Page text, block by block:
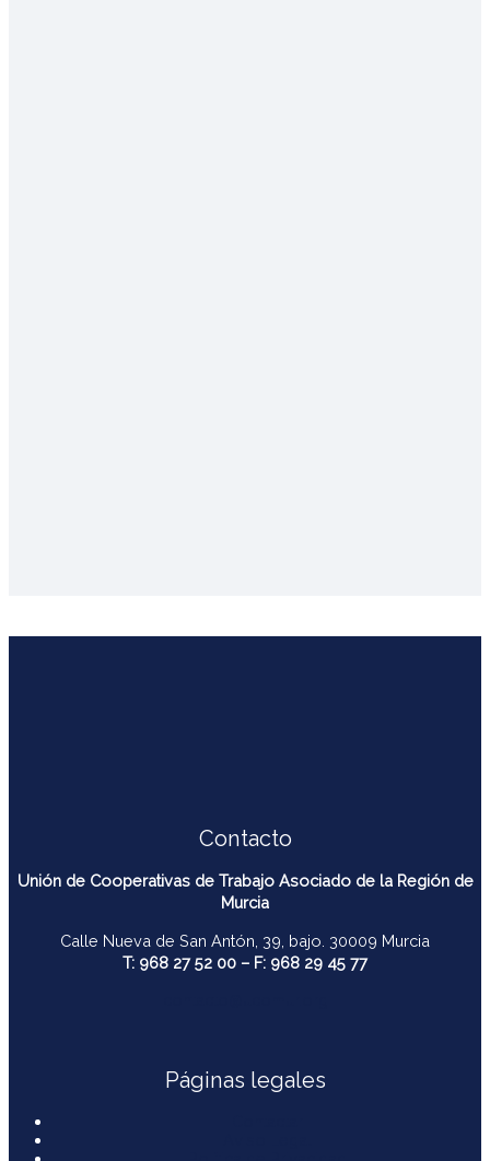
Contacto
Unión de Cooperativas de Trabajo Asociado de la Región de
Murcia
Calle Nueva de San Antón, 39, bajo. 30009 Murcia
T: 968 27 52 00 – F: 968 29 45 77
Páginas legales